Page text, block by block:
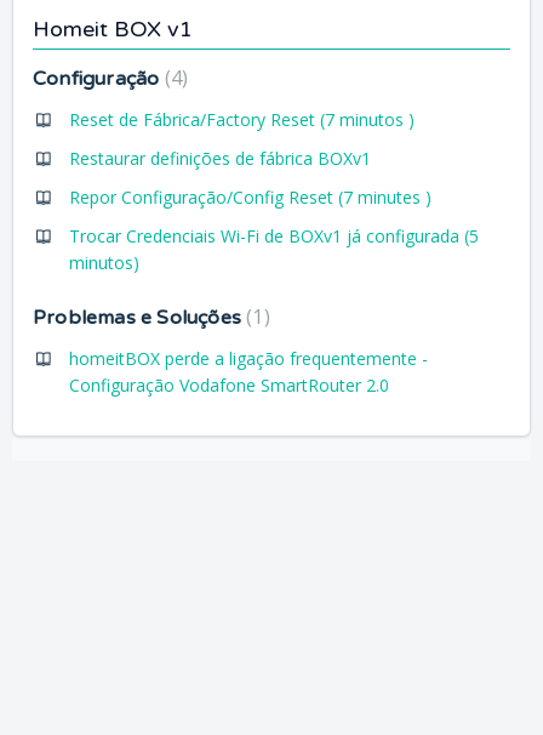
Homeit BOX v1
Configuração 4
Reset de Fábrica/Factory Reset (7 minutos )
Restaurar definições de fábrica BOXv1
Repor Configuração/Config Reset (7 minutes )
Trocar Credenciais Wi-Fi de BOXv1 já configurada (5
minutos)
Problemas e Soluções 1
homeitBOX perde a ligação frequentemente -
Configuração Vodafone SmartRouter 2.0